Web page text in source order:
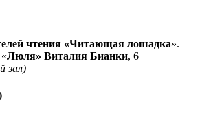
чтения «Читающая лошадка».
Люля» Виталия Бианки, 6+
зал)